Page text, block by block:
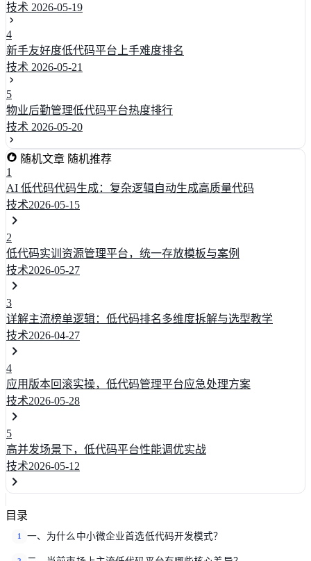
技术 2026-05-19
4
新手友好度低代码平台上手难度排名
技术 2026-05-21
5
物业后勤管理低代码平台热度排行
技术 2026-05-20
随机文章 随机推荐
1
AI 低代码代码生成：复杂逻辑自动生成高质量代码
技术2026-05-15
2
低代码实训资源管理平台，统一存放模板与案例
技术2026-05-27
3
详解主流榜单逻辑：低代码排名多维度拆解与选型教学
技术2026-04-27
4
应用版本回滚实操，低代码管理平台应急处理方案
技术2026-05-28
5
高并发场景下，低代码平台性能调优实战
技术2026-05-12
目录
1 一、为什么中小微企业首选低代码开发模式？